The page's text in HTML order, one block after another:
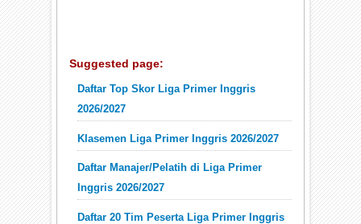
Suggested page:
Daftar Top Skor Liga Primer Inggris
2026/2027
Klasemen Liga Primer Inggris 2026/2027
Daftar Manajer/Pelatih di Liga Primer
Inggris 2026/2027
Daftar 20 Tim Peserta Liga Primer Inggris